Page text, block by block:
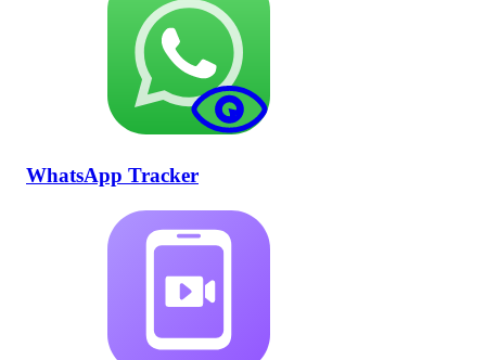
WhatsApp Tracker